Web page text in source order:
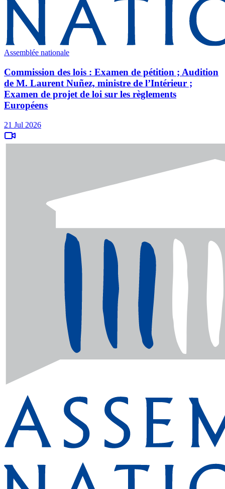
Assemblée nationale
Commission des lois : Examen de pétition ; Audition
de M. Laurent Nuñez, ministre de l’Intérieur ;
Examen de projet de loi sur les règlements
Européens
21 Jul 2026